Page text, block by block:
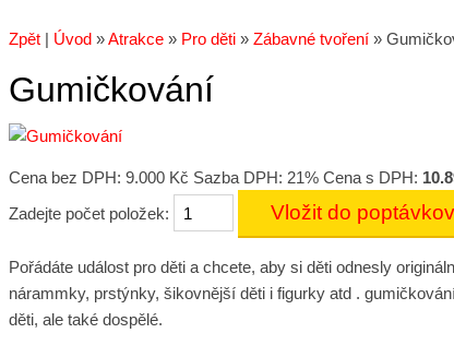
Zpět | Úvod »Atrakce » Pro děti » Zábavné tvoření »
Gumičkování
Cena bez DPH: 9.000 Kč Sazba DPH: 21% Cena s DPH:
Zadejte počet položek:
Pořádáte událost pro děti a chcete, aby si děti odnesly
nárammky, prstýnky, šikovnější děti i figurky atd .
děti, ale také dospělé.